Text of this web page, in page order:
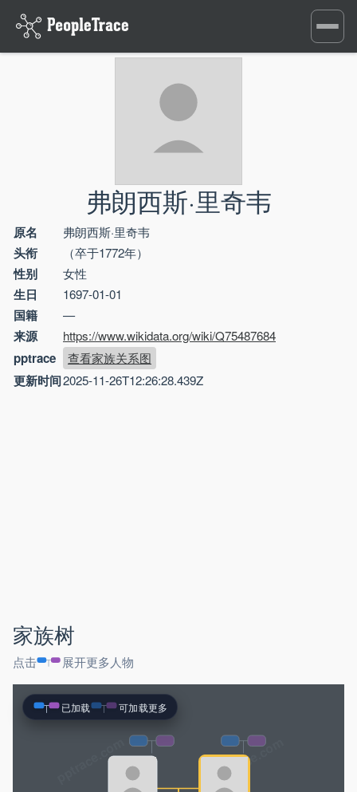
Toggle
弗朗西斯·里奇韦
原名 弗朗西斯·里奇韦
头衔 （卒于1772年）
性别 女性
生日 1697-01-01
国籍 —
来源 https://www.wikidata.org/wiki/Q75487684
pptrace 查看家族关系图
更新时间2025-11-26T12:26:28.439Z
家族树
点击 展开更多人物
pptrace.com
已加载 可加载更多